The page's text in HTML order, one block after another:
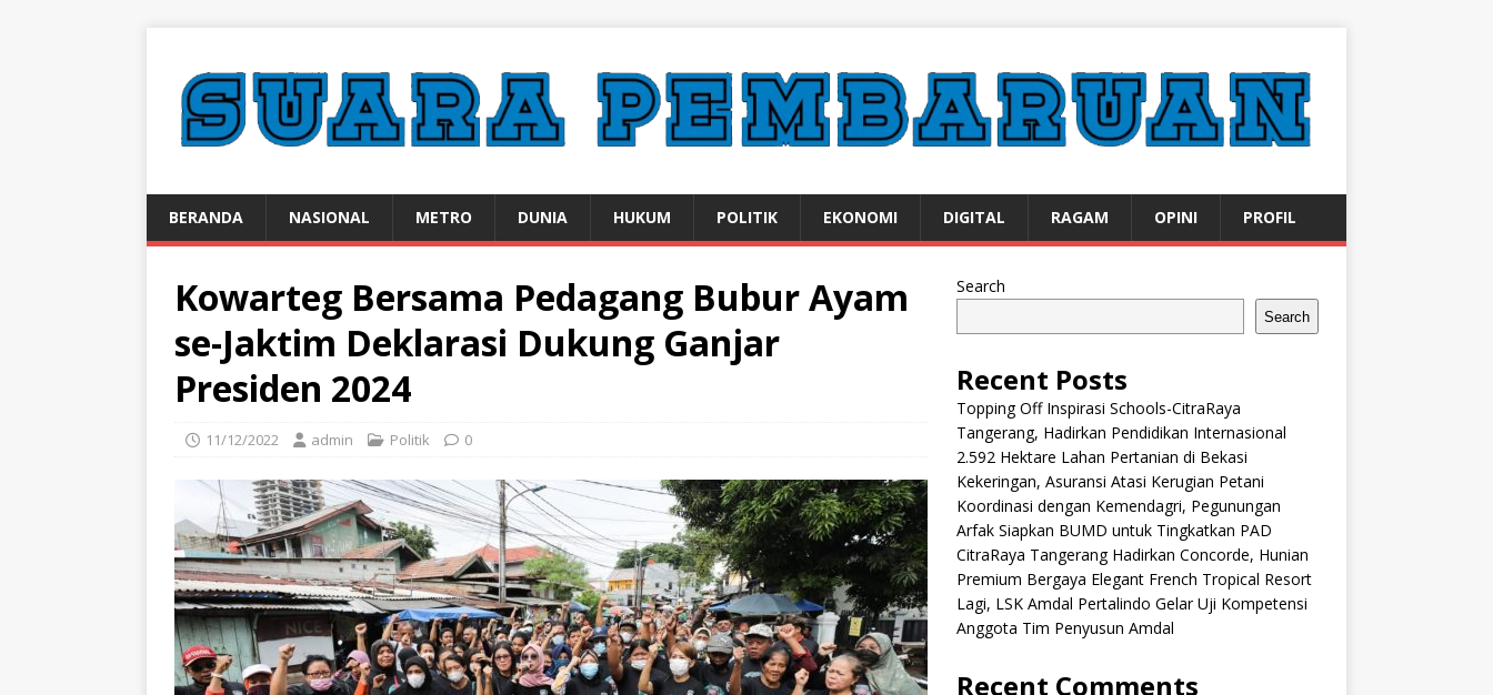
BERANDA NASIONAL METRO DUNIA HUKUM POLITIK EKONOMI DIGITAL RAGAM OPINI PROFIL
Kowarteg Bersama Pedagang Bubur Ayam
se-Jaktim Deklarasi Dukung Ganjar
Presiden 2024
11/12/2022 admin Politik 0
Search
Search
Recent Posts
Topping Off Inspirasi Schools-CitraRaya
Tangerang, Hadirkan Pendidikan Internasional
2.592 Hektare Lahan Pertanian di Bekasi
Kekeringan, Asuransi Atasi Kerugian Petani
Koordinasi dengan Kemendagri, Pegunungan
Arfak Siapkan BUMD untuk Tingkatkan PAD
CitraRaya Tangerang Hadirkan Concorde, Hunian
Premium Bergaya Elegant French Tropical Resort
Lagi, LSK Amdal Pertalindo Gelar Uji Kompetensi
Anggota Tim Penyusun Amdal
Recent Comments